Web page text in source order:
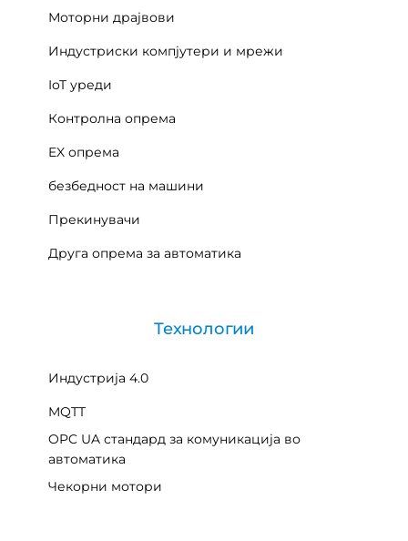
Моторни драјвови
Индустриски компјутери и мрежи
IoT уреди
Контролна опрема
EX опрема
безбедност на машини
Прекинувачи
Друга опрема за автоматика
Технологии
Индустрија 4.0
MQTT
OPC UA стандард за комуникација во
автоматика
Чекорни мотори